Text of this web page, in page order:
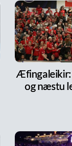
Æfingaleikir:
og næstu